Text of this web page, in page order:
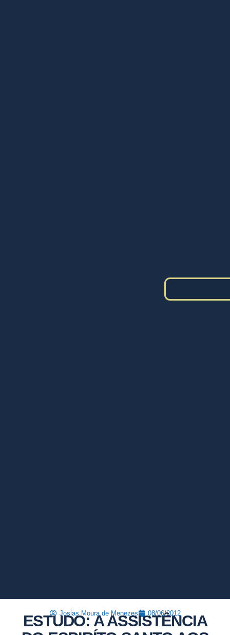
Josias Moura de Menezes 08/06/2012
ESTUDO: A ASSISTÊNCIA